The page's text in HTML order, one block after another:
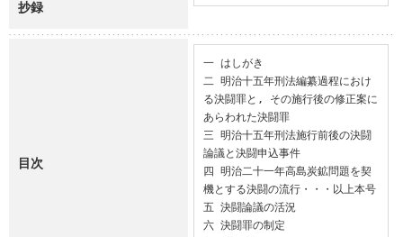
抄録
目次
一 はしがき
二 明治十五年刑法編纂過程におけ
る決闘罪と, その施行後の修正案に
あらわれた決闘罪
三 明治十五年刑法施行前後の決闘
論議と決闘申込事件
四 明治二十一年高島炭鉱問題を契
機とする決闘の流行・・・以上本号
五 決闘論議の活況
六 決闘罪の制定